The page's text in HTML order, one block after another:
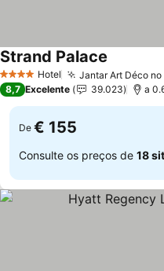
4 EstrelasHotel Jantar Art Déco
Strand Palace
8,7 Excelente 39.023 a
De € 155
Consulte os preços de 18